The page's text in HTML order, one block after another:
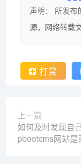
声明： 所发布
源，网络转载
打赏
上一篇
如何及时发现自
pbootcms网站是